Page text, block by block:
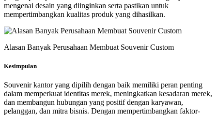
mengenai desain yang diinginkan serta pastikan untuk
mempertimbangkan kualitas produk yang dihasilkan.
Alasan Banyak Perusahaan Membuat Souvenir Custom
Kesimpulan
Souvenir kantor yang dipilih dengan baik memiliki peran penting
dalam memperkuat identitas merek, meningkatkan kesadaran merek,
dan membangun hubungan yang positif dengan karyawan,
pelanggan, dan mitra bisnis. Dengan mempertimbangkan faktor-